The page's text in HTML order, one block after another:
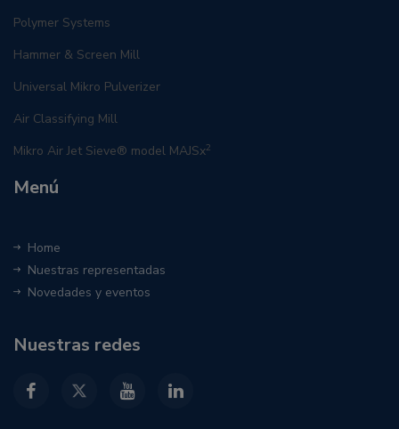
Polymer Systems
Hammer & Screen Mill
Universal Mikro Pulverizer
Air Classifying Mill
Mikro Air Jet Sieve® model MAJSx2
Menú
Home
Nuestras representadas
Novedades y eventos
Nuestras redes